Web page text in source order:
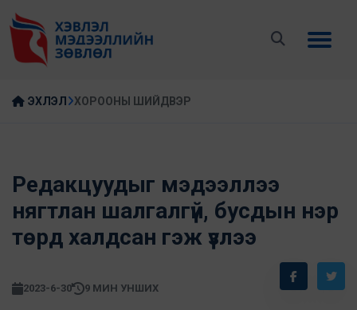
ЭХЛЭЛ ХОРООНЫ ШИЙДВЭР
Редакцуудыг мэдээллээ
нягтлан шалгалгүй, бусдын нэр
төрд халдсан гэж үзлээ
2023-6-30 9 МИН УНШИХ